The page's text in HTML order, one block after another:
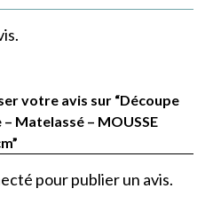
votre avis sur “Découpe
Matelassé – MOUSSE
pour publier un avis.